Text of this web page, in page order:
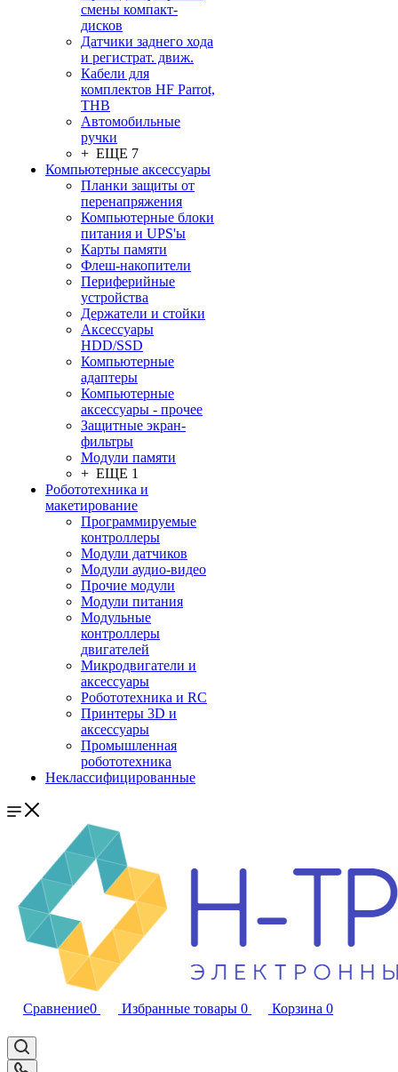
смены компакт-
дисков
Датчики заднего хода
и регистрат. движ.
Кабели для
комплектов HF Parrot,
THB
Автомобильные
ручки
+ ЕЩЕ 7
Компьютерные аксессуары
Планки защиты от
перенапряжения
Компьютерные блоки
питания и UPS'ы
Карты памяти
Флеш-накопители
Периферийные
устройства
Держатели и стойки
Аксессуары
HDD/SSD
Компьютерные
адаптеры
Компьютерные
аксессуары - прочее
Защитные экран-
фильтры
Модули памяти
+ ЕЩЕ 1
Робототехника и
макетирование
Программируемые
контроллеры
Модули датчиков
Модули аудио-видео
Прочие модули
Модули питания
Модульные
контроллеры
двигателей
Микродвигатели и
аксессуары
Робототехника и RC
Принтеры 3D и
аксессуары
Промышленная
робототехника
Неклассифицированные
Сравнение0 Избранные товары 0 Корзина 0